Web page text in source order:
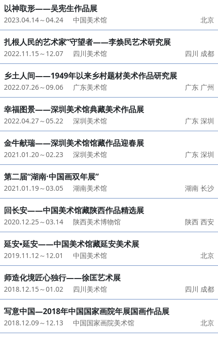
以神取形——吴宪生作品展
北京
2023.04.14～04.24 中国美术馆
扎根人民的艺术家”守望者——李焕民艺术研究展
四川 成都
2022.11.15～12.07 四川美术馆
乡土人间——1949年以来乡村题材美术作品研究展
广东 广州
2022.07.26～09.06 广东美术馆
幸福图景——深圳美术馆典藏美术作品展
广东 深圳
2022.04.27～05.22 深圳美术馆
金牛献瑞——深圳美术馆馆藏作品迎春展
广东 深圳
2021.01.20～02.23 深圳美术馆
第二届“湖南·中国画双年展”
湖南 长沙
2021.01.19～03.05 湖南美术馆
回长安——中国美术馆藏陕西作品精选展
陕西 西安
2020.12.25～03.14 陕西美术博物馆
延安•延安——中国美术馆藏延安美术展
北京
2019.11.12～12.01 中国美术馆
师造化境匠心独行——徐匡艺术展
四川 成都
2018.12.15～01.02 四川美术馆
写意中国—2018年中国国家画院年展国画作品展
北京
2018.12.09～12.13 中国国家画院美术馆